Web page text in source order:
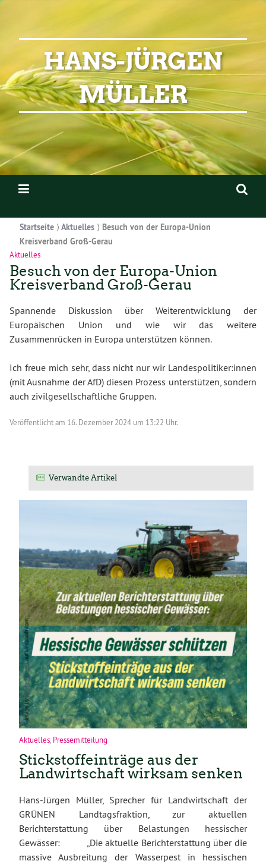
HANS-JÜRGEN
MÜLLER
Startseite ⟩ Aktuelles ⟩ Besuch von der Europa-Union
Kreisverband Groß-Gerau
Aktuelles
Besuch von der Europa-Union
Kreisverband Groß-Gerau
Spannende Diskussion über Weiterentwicklung der
Europäischen Union und wie wir das weitere
Zusammenrücken in Europa unterstützen können.
Ich freue mich sehr, dass nicht nur wir Landespolitiker:innen
(mit Ausnahme der AfD) diesen Prozess unterstützen, sondern
auch zivilgesellschaftliche Gruppen.
Veröffentlicht am 16. Dezember 2024 um 13:22 Uhr.
Verwandte Artikel
Aktuelles, Pressemitteilung
Stickstoffeinträge aus der
Landwirtschaft wirksam senken
Hans-Jürgen Müller, Sprecher für Landwirtschaft der
GRÜNEN Landtagsfraktion, zur aktuellen
Berichterstattung über Belastungen hessischer
Gewässer: „Die aktuelle Berichterstattung über die
massive Ausbreitung der Wasserpest in hessischen